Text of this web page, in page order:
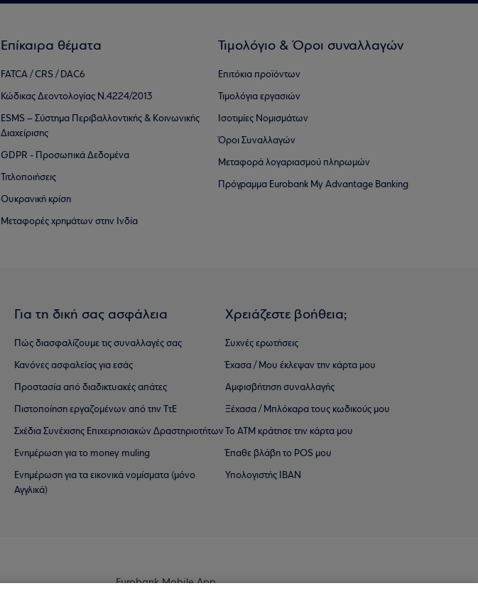
Επίκαιρα θέματα
FATCA / CRS / DAC6
Κώδικας Δεοντολογίας Ν.4224/2013
ESMS – Σύστημα Περιβαλλοντικής & Κοινωνικής
Διαχείρισης
GDPR - Προσωπικά Δεδομένα
Τιτλοποιήσεις
Ουκρανική κρίση
Μεταφορές χρημάτων στην Ινδία
Τιμολόγιο & Όροι συναλλαγών
Επιτόκια προϊόντων
Τιμολόγια εργασιών
Ισοτιμίες Νομισμάτων
Όροι Συναλλαγών
Μεταφορά λογαριασμού πληρωμών
Πρόγραμμα Eurobank My Advantage Banking
Για τη δική σας ασφάλεια
Πώς διασφαλίζουμε τις συναλλαγές σας
Κανόνες ασφαλείας για εσάς
Προστασία από διαδικτυακές απάτες
Πιστοποίηση εργαζομένων από την ΤτΕ
Σχέδια Συνέχισης Επιχειρησιακών ∆ραστηριοτήτων
Ενημέρωση για το money muling
Ενημέρωση για τα εικονικά νομίσματα (μόνο
Αγγλικά)
Χρειάζεστε βοήθεια;
Συχνές ερωτήσεις
Έχασα / Μου έκλεψαν την κάρτα μου
Αμφισβήτηση συναλλαγής
Ξέχασα / Μπλόκαρα τους κωδικούς μου
Το ΑΤΜ κράτησε την κάρτα μου
Έπαθε βλάβη το POS μου
Υπολογιστής IBAN
Eurobank Mobile App